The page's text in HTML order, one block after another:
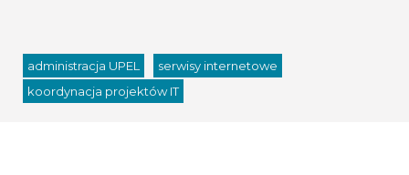
administracja UPEL
serwisy internetowe
koordynacja projektów IT